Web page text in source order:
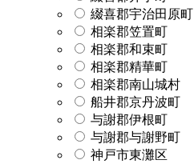
綴喜郡宇治田原町
相楽郡笠置町
相楽郡和束町
相楽郡精華町
相楽郡南山城村
船井郡京丹波町
与謝郡伊根町
与謝郡与謝野町
神戸市東灘区